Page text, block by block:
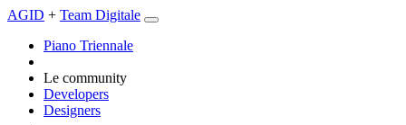
AGID + Team Digitale
Piano Triennale
Le community
Developers
Designers